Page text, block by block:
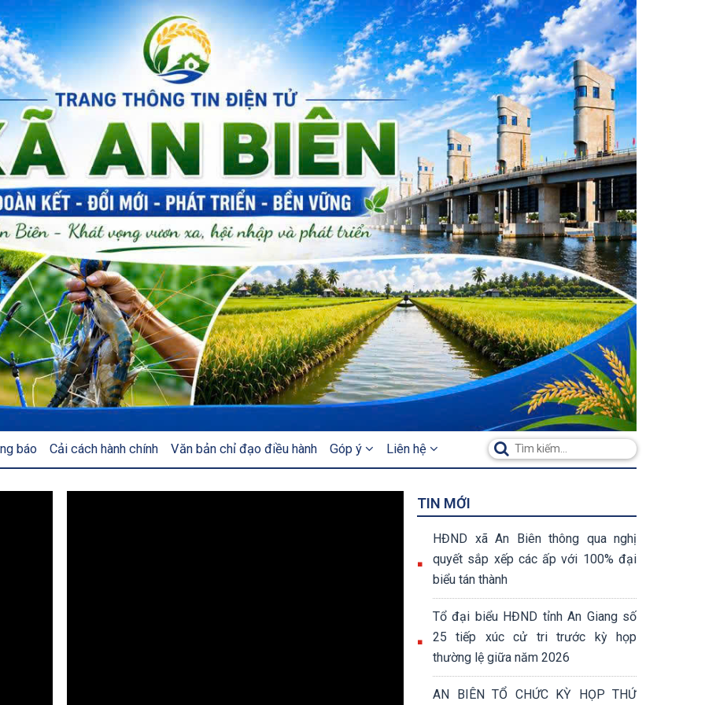
báo Cải cách hành chính Văn bản chỉ đạo điều hành Góp ý Liên hệ
TIN MỚI
HĐND xã An Biên thông qua nghị
quyết sắp xếp các ấp với 100% đại
biểu tán thành
Tổ đại biểu HĐND tỉnh An Giang số
25 tiếp xúc cử tri trước kỳ họp
thường lệ giữa năm 2026
AN BIÊN TỔ CHỨC KỲ HỌP THỨ